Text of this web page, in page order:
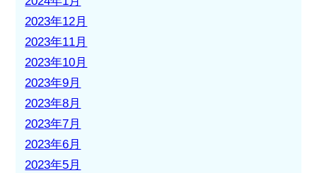
2023年12月
2023年11月
2023年10月
2023年9月
2023年8月
2023年7月
2023年6月
2023年5月